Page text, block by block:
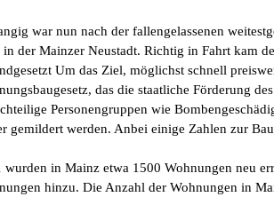
war nun nach der fallengelassenen
in der Mainzer Neustadt. Richtig in Fahrt kam
Um das Ziel, möglichst schnell
das die staatliche Förderung
Personengruppen wie
gemildert werden. Anbei einige Zahlen zur
wurden in Mainz etwa 1500 Wohnungen neu
hinzu. Die Anzahl der Wohnungen in